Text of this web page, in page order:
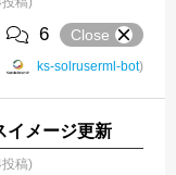
6 Close
ks-solruserml-bot)
イメージ更新
稿)